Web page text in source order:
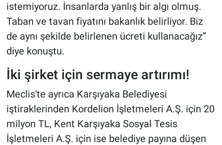
istemiyoruz. İnsanlarda yanlış bir algı olmuş.
Taban ve tavan fiyatını bakanlık belirliyor. Biz
de aynı şekilde belirlenen ücreti kullanacağız”
diye konuştu.
İki şirket için sermaye artırımı!
Meclis'te ayrıca Karşıyaka Belediyesi
iştiraklerinden Kordelion İşletmeleri A.Ş. için 20
milyon TL, Kent Karşıyaka Sosyal Tesis
İşletmeleri A.Ş. için ise belediye payına düşen